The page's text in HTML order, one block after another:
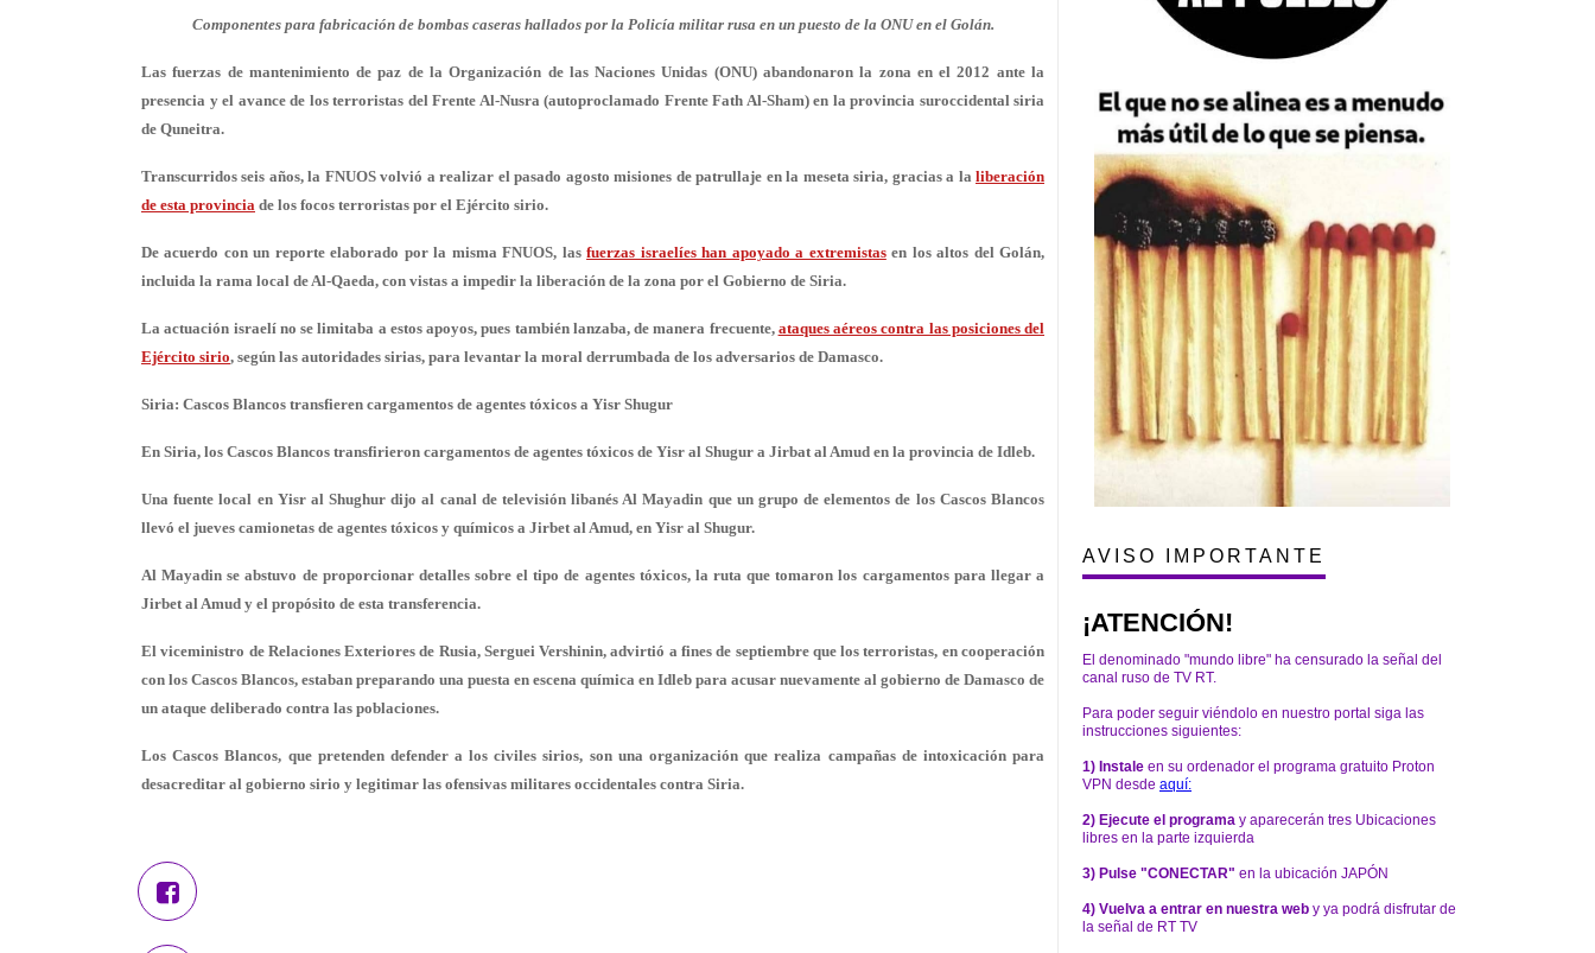
Componentes para fabricación de bombas caseras hallados por la Policía militar rusa en un puesto de la ONU en el Golán.
Las fuerzas de mantenimiento de paz de la Organización de las Naciones Unidas (ONU) abandonaron la zona en el 2012 ante la
presencia y el avance de los terroristas del Frente Al-Nusra (autoproclamado Frente Fath Al-Sham) en la provincia suroccidental siria
de Quneitra.
Transcurridos seis años, la FNUOS volvió a realizar el pasado agosto misiones de patrullaje en la meseta siria, gracias a la liberación
de esta provincia de los focos terroristas por el Ejército sirio.
De acuerdo con un reporte elaborado por la misma FNUOS, lasfuerzas israelíes han apoyado a extremistasen los altos del Golán,
incluida la rama local de Al-Qaeda, con vistas a impedir la liberación de la zona por el Gobierno de Siria.
La actuación israelí no se limitaba a estos apoyos, pues también lanzaba, de manera frecuente, ataques aéreos contra las posiciones del
Ejército sirio, según las autoridades sirias, para levantar la moral derrumbada de los adversarios de Damasco.
Siria: Cascos Blancos transfieren cargamentos de agentes tóxicos a Yisr Shugur
En Siria, los Cascos Blancos transfirieron cargamentos de agentes tóxicos de Yisr al Shugur a Jirbat al Amud en la provincia de Idleb.
Una fuente local en Yisr al Shughur dijo al canal de televisión libanés Al Mayadin que un grupo de elementos de los Cascos Blancos
llevó el jueves camionetas de agentes tóxicos y químicos a Jirbet al Amud, en Yisr al Shugur.
Al Mayadin se abstuvo de proporcionar detalles sobre el tipo de agentes tóxicos, la ruta que tomaron los cargamentos para llegar a
Jirbet al Amud y el propósito de esta transferencia.
El viceministro de Relaciones Exteriores de Rusia, Serguei Vershinin, advirtió a fines de septiembre que los terroristas, en cooperación
con los Cascos Blancos, estaban preparando una puesta en escena química en Idleb para acusar nuevamente al gobierno de Damasco de
un ataque deliberado contra las poblaciones.
Los Cascos Blancos, que pretenden defender a los civiles sirios, son una organización que realiza campañas de intoxicación para
desacreditar al gobierno sirio y legitimar las ofensivas militares occidentales contra Siria.
AVISO IMPORTANTE
¡ATENCIÓN!
El denominado "mundo libre" ha censurado la señal del
canal ruso de TV RT.
Para poder seguir viéndolo en nuestro portal siga las
instrucciones siguientes:
1) Instale en su ordenador el programa gratuito Proton
VPN desde aquí:
2) Ejecute el programa y aparecerán tres Ubicaciones
libres en la parte izquierda
3) Pulse "CONECTAR" en la ubicación JAPÓN
4) Vuelva a entrar en nuestra web y ya podrá disfrutar de
la señal de RT TV